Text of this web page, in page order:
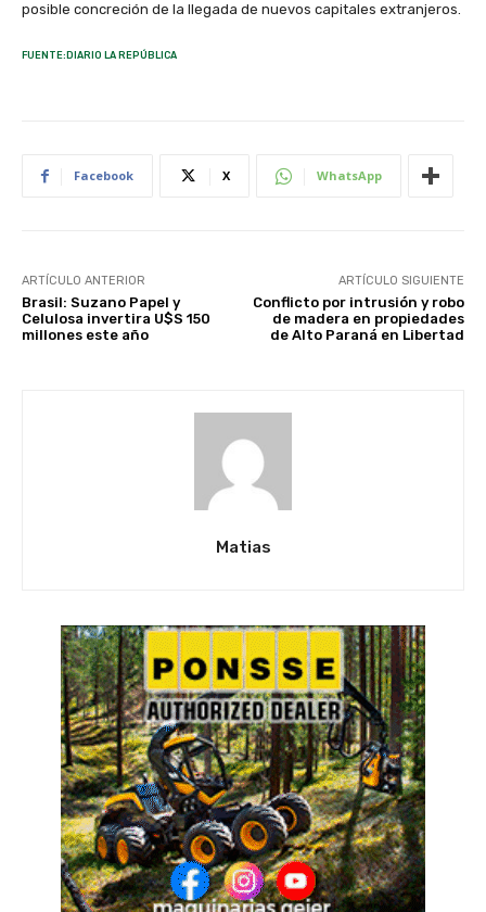
posible concreción de la llegada de nuevos capitales extranjeros.
FUENTE:DIARIO LA REPÚBLICA
Facebook X WhatsApp
ARTÍCULO ANTERIOR
Brasil: Suzano Papel y
Celulosa invertira U$S 150
millones este año
ARTÍCULO SIGUIENTE
Conflicto por intrusión y robo
de madera en propiedades
de Alto Paraná en Libertad
Matias